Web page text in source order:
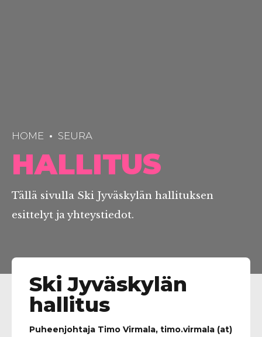
HOME SEURA
HALLITUS
Tällä sivulla Ski Jyväskylän hallituksen
esittelyt ja yhteystiedot.
Ski Jyväskylän
hallitus
Puheenjohtaja Timo Virmala, timo.virmala (at)